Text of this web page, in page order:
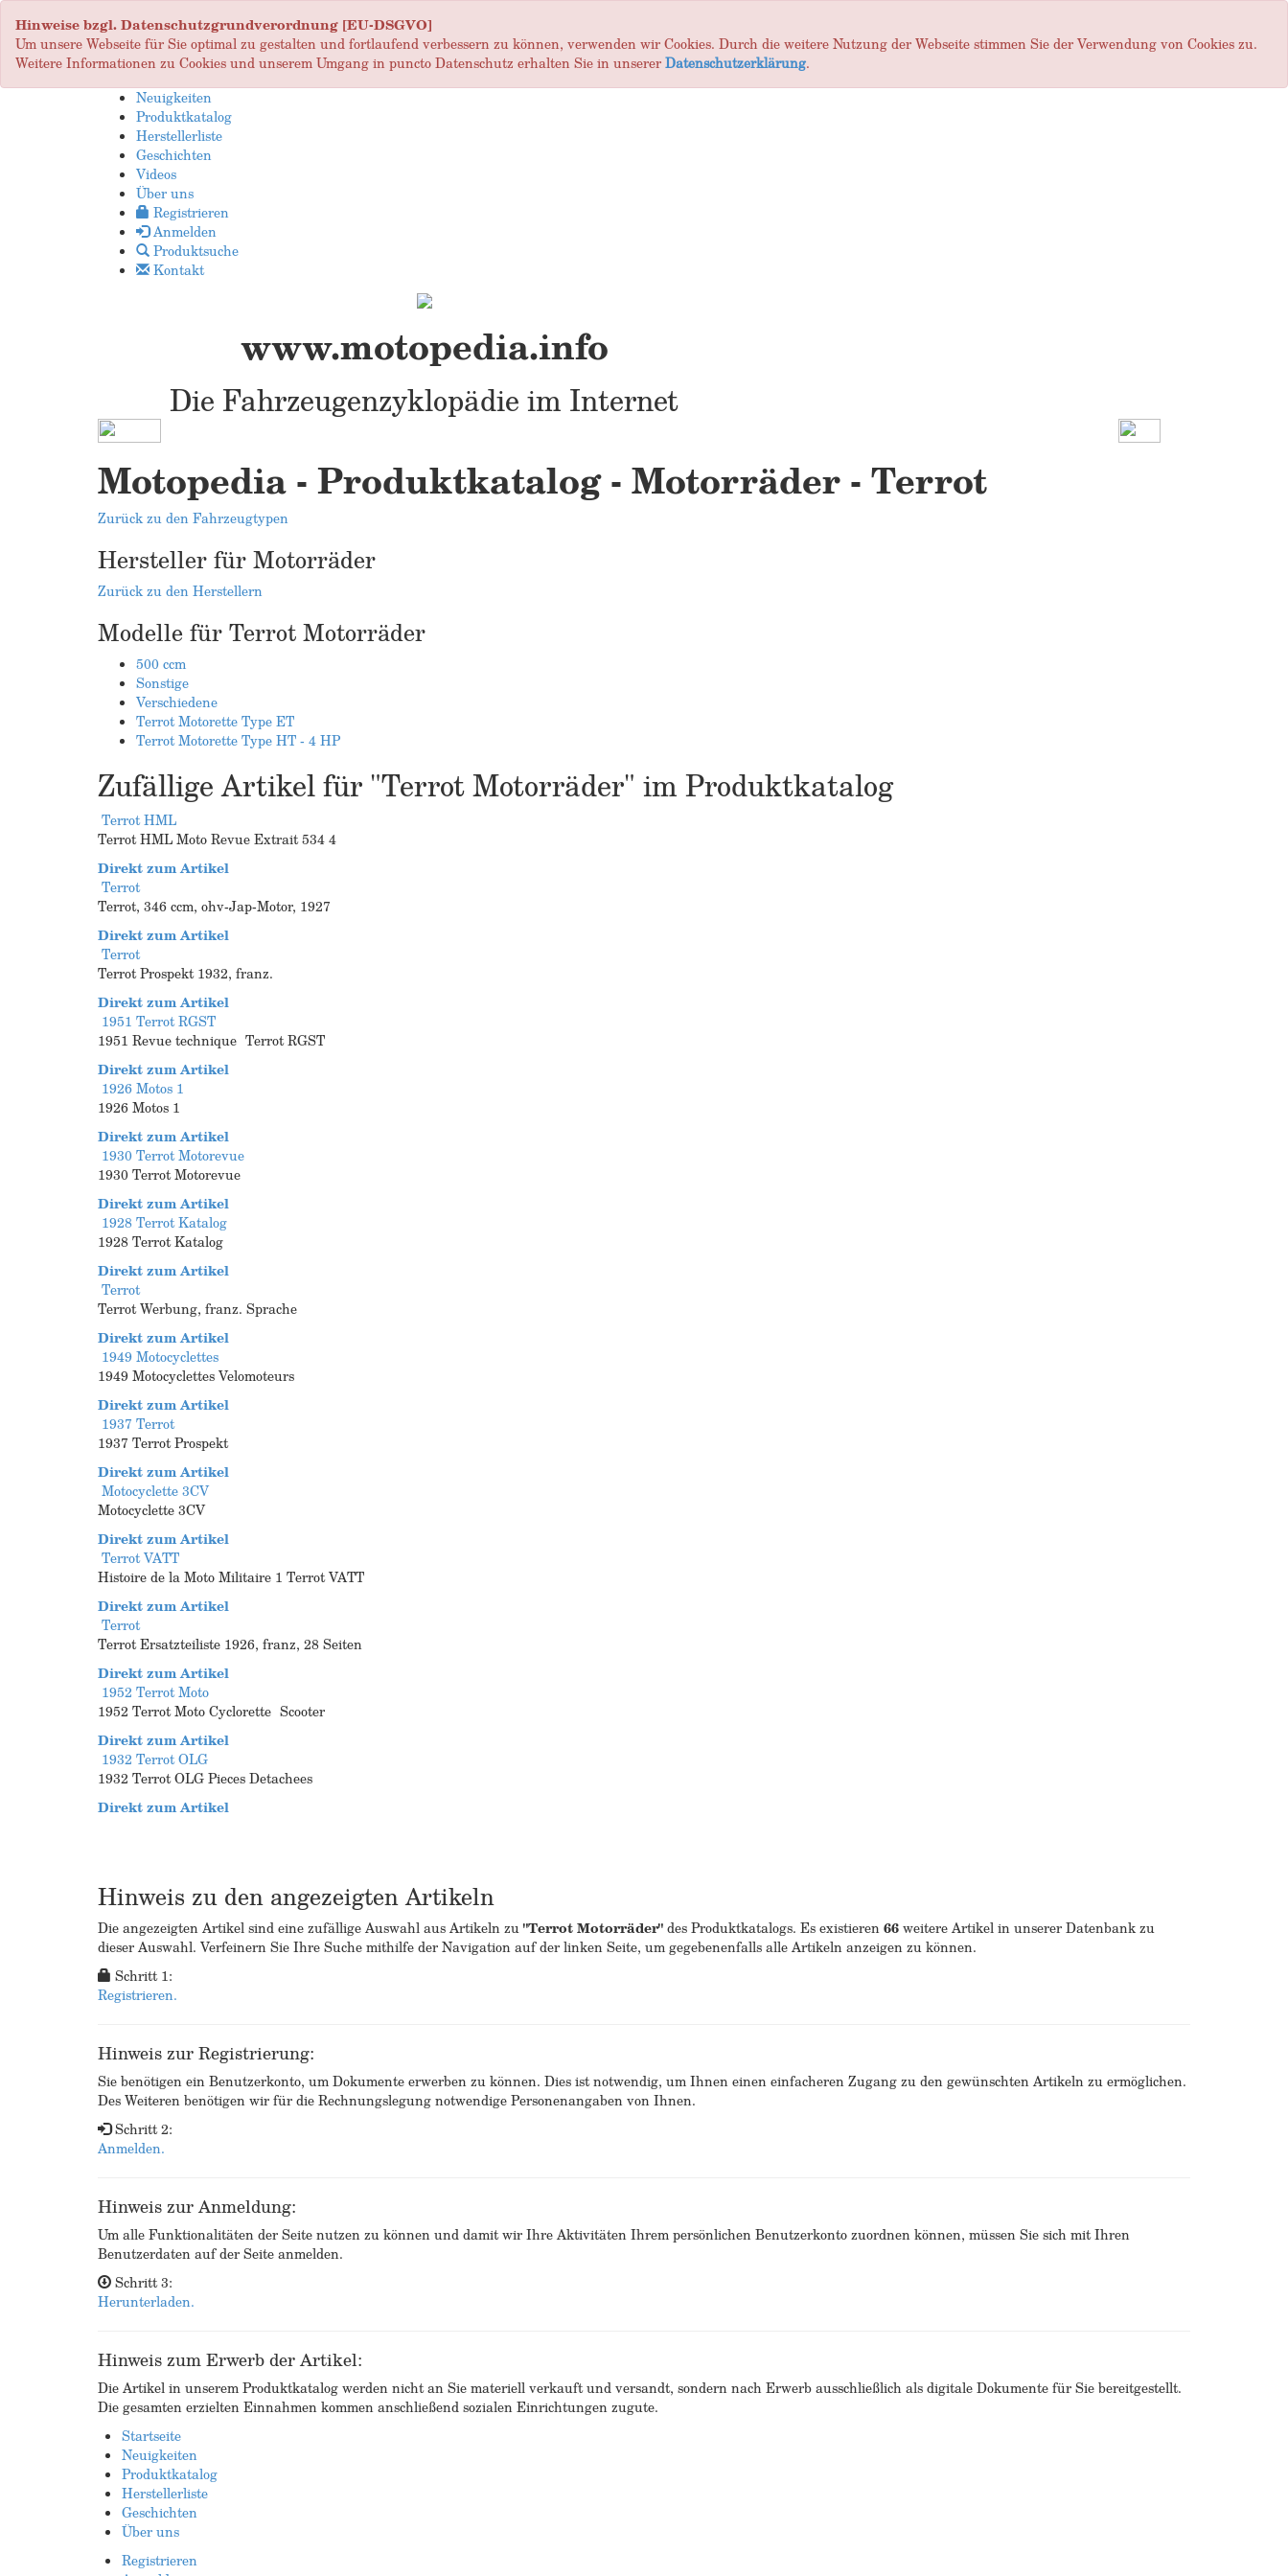
Hinweise bzgl. Datenschutzgrundverordnung [EU-DSGVO]
Um unsere Webseite für Sie optimal zu gestalten und fortlaufend verbessern zu können, verwenden wir Cookies. Durch die weitere Nutzung der Webseite stimmen Sie der Verwendung von Cookies zu.
Weitere Informationen zu Cookies und unserem Umgang in puncto Datenschutz erhalten Sie in unsererDatenschutzerklärung.
Neuigkeiten
Produktkatalog
Herstellerliste
Geschichten
Videos
Über uns
Registrieren
Anmelden
Produktsuche
Kontakt
www.motopedia.info
Die Fahrzeugenzyklopädie im Internet
Motopedia - Produktkatalog - Motorräder - Terrot
Zurück zu den Fahrzeugtypen
Hersteller für Motorräder
Zurück zu den Herstellern
Modelle für Terrot Motorräder
500 ccm
Sonstige
Verschiedene
Terrot Motorette Type ET
Terrot Motorette Type HT - 4 HP
Zufällige Artikel für "Terrot Motorräder" im Produktkatalog
Terrot HML
Terrot HML Moto Revue Extrait 534 4
Direkt zum Artikel
Terrot
Terrot, 346 ccm, ohv-Jap-Motor, 1927
Direkt zum Artikel
Terrot
Terrot Prospekt 1932, franz.
Direkt zum Artikel
1951 Terrot RGST
1951 Revue technique Terrot RGST
Direkt zum Artikel
1926 Motos 1
1926 Motos 1
Direkt zum Artikel
1930 Terrot Motorevue
1930 Terrot Motorevue
Direkt zum Artikel
1928 Terrot Katalog
1928 Terrot Katalog
Direkt zum Artikel
Terrot
Terrot Werbung, franz. Sprache
Direkt zum Artikel
1949 Motocyclettes
1949 Motocyclettes Velomoteurs
Direkt zum Artikel
1937 Terrot
1937 Terrot Prospekt
Direkt zum Artikel
Motocyclette 3CV
Motocyclette 3CV
Direkt zum Artikel
Terrot VATT
Histoire de la Moto Militaire 1 Terrot VATT
Direkt zum Artikel
Terrot
Terrot Ersatzteiliste 1926, franz, 28 Seiten
Direkt zum Artikel
1952 Terrot Moto
1952 Terrot Moto Cyclorette Scooter
Direkt zum Artikel
1932 Terrot OLG
1932 Terrot OLG Pieces Detachees
Direkt zum Artikel
Hinweis zu den angezeigten Artikeln
Die angezeigten Artikel sind eine zufällige Auswahl aus Artikeln zu"Terrot Motorräder"des Produktkatalogs. Es existieren66weitere Artikel in unserer Datenbank zu
dieser Auswahl. Verfeinern Sie Ihre Suche mithilfe der Navigation auf der linken Seite, um gegebenenfalls alle Artikeln anzeigen zu können.
Schritt 1:
Registrieren.
Hinweis zur Registrierung:
Sie benötigen ein Benutzerkonto, um Dokumente erwerben zu können. Dies ist notwendig, um Ihnen einen einfacheren Zugang zu den gewünschten Artikeln zu ermöglichen.
Des Weiteren benötigen wir für die Rechnungslegung notwendige Personenangaben von Ihnen.
Schritt 2:
Anmelden.
Hinweis zur Anmeldung:
Um alle Funktionalitäten der Seite nutzen zu können und damit wir Ihre Aktivitäten Ihrem persönlichen Benutzerkonto zuordnen können, müssen Sie sich mit Ihren
Benutzerdaten auf der Seite anmelden.
Schritt 3:
Herunterladen.
Hinweis zum Erwerb der Artikel:
Die Artikel in unserem Produktkatalog werden nicht an Sie materiell verkauft und versandt, sondern nach Erwerb ausschließlich als digitale Dokumente für Sie bereitgestellt.
Die gesamten erzielten Einnahmen kommen anschließend sozialen Einrichtungen zugute.
Startseite
Neuigkeiten
Produktkatalog
Herstellerliste
Geschichten
Über uns
Registrieren